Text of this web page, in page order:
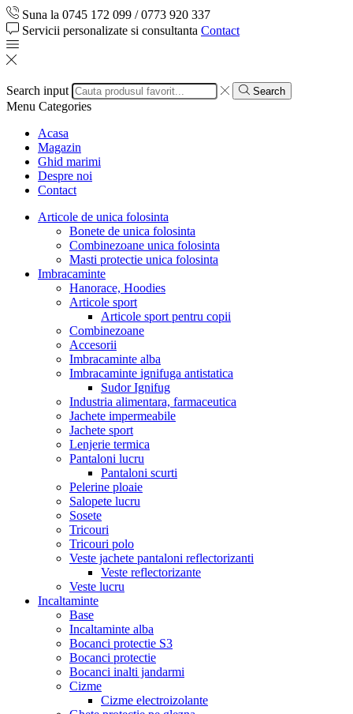
Suna la 0745 172 099 / 0773 920 337
Servicii personalizate si consultanta Contact
Search input Search
Menu Categories
Acasa
Magazin
Ghid marimi
Despre noi
Contact
Articole de unica folosinta
Bonete de unica folosinta
Combinezoane unica folosinta
Masti protectie unica folosinta
Imbracaminte
Hanorace, Hoodies
Articole sport
Articole sport pentru copii
Combinezoane
Accesorii
Imbracaminte alba
Imbracaminte ignifuga antistatica
Sudor Ignifug
Industria alimentara, farmaceutica
Jachete impermeabile
Jachete sport
Lenjerie termica
Pantaloni lucru
Pantaloni scurti
Pelerine ploaie
Salopete lucru
Sosete
Tricouri
Tricouri polo
Veste jachete pantaloni reflectorizanti
Veste reflectorizante
Veste lucru
Incaltaminte
Base
Incaltaminte alba
Bocanci protectie S3
Bocanci protectie
Bocanci inalti jandarmi
Cizme
Cizme electroizolante